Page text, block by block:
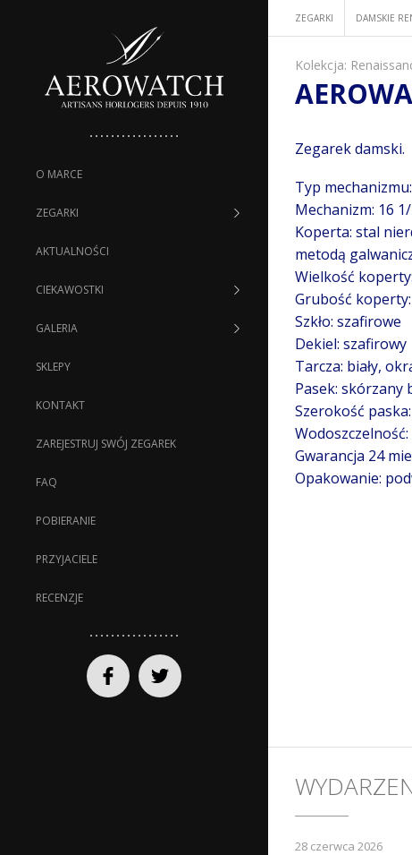
O MARCE
ZEGARKI
AKTUALNOŚCI
CIEKAWOSTKI
GALERIA
SKLEPY
KONTAKT
ZAREJESTRUJ SWÓJ ZEGAREK
FAQ
POBIERANIE
PRZYJACIELE
RECENZJE
ZEGARKI DAMSKIE
Kolekcja:
Zegarek damski.
Typ
Mechanizm: 16
Koperta: stal
metodą
Wielkość
Grubość
Szkło: szafirowe
Dekiel: szafirowy
Tarcza: biały,
Pasek: skórzany
Szerokość
Wodoszczelność:
Gwarancja 24
Opakowanie:
28 czerwca 2026